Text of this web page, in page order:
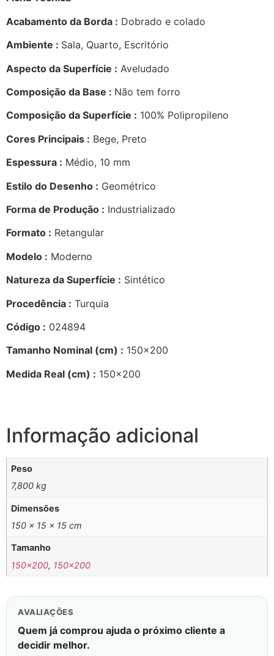
Acabamento da Borda : Dobrado e colado
Ambiente : Sala, Quarto, Escritório
Aspecto da Superfície : Aveludado
Composição da Base : Não tem forro
Composição da Superfície : 100% Polipropileno
Cores Principais : Bege, Preto
Espessura : Médio, 10 mm
Estilo do Desenho : Geométrico
Forma de Produção : Industrializado
Formato : Retangular
Modelo : Moderno
Natureza da Superfície : Sintético
Procedência : Turquia
Código : 024894
Tamanho Nominal (cm) : 150×200
Medida Real (cm) : 150×200
Informação adicional
Peso
7,800 kg
Dimensões
150 × 15 × 15 cm
Tamanho
150×200, 150×200
AVALIAÇÕES
Quem já comprou ajuda o próximo cliente a
decidir melhor.